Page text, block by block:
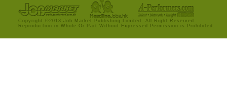
Copyright ©2013 Job Market Publishing Limited. All Right Reserved.
Reproduction in Whole Or Part Without Expressed Permission is Prohibited.